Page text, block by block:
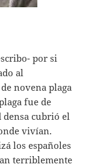
por si
al
novena plaga
fue de
densa cubrió el
vivían.
los españoles
terriblemente